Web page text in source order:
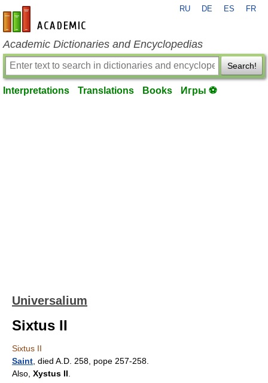
en-academic.com
RU DE ES FR
Academic Dictionaries and Encyclopedias
Search!
Interpretations Translations Books Игры ⚽
Universalium
Sixtus II
Sixtus II
Saint , died A.D. 258, pope 257-258.
Also, Xystus II